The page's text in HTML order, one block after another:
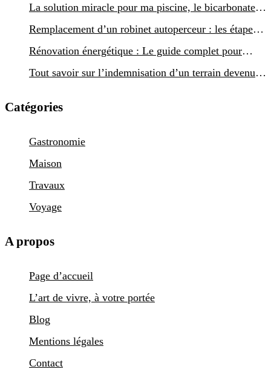
dauphinois
La solution miracle pour ma piscine, le bicarbonate
de soude
Remplacement d’un robinet autoperceur : les étapes
incontournables pour un succès assuré
Rénovation énergétique : Le guide complet pour
transformer votre maison en 2025
Tout savoir sur l’indemnisation d’un terrain devenu
Catégories
Gastronomie
Maison
Travaux
Voyage
A propos
Page d’accueil
L’art de vivre, à votre portée
Blog
Mentions légales
Contact